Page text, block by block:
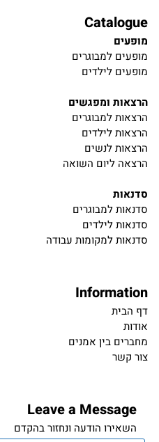
Catalogue
מופעים
מופעים למבוגרים
מופעים לילדים
הרצאות ומפגשים
הרצאות למבוגרים
הרצאות לילדים
הרצאות לנשים
הרצאה ליום השואה
סדנאות
סדנאות למבוגרים
סדנאות לילדים
סדנאות למקומות עבודה
Information
דף הבית
אודות
מחברים בין אמנים
צור קשר
Leave a Message
השאירו הודעה ונחזור בהקדם